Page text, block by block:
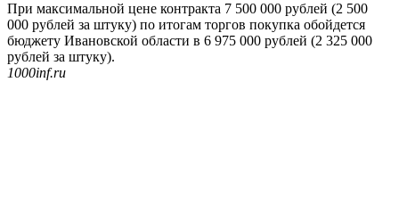
При максимальной цене контракта 7 500 000 рублей (2 500
000 рублей за штуку) по итогам торгов покупка обойдется
бюджету Ивановской области в 6 975 000 рублей (2 325 000
рублей за штуку).
1000inf.ru